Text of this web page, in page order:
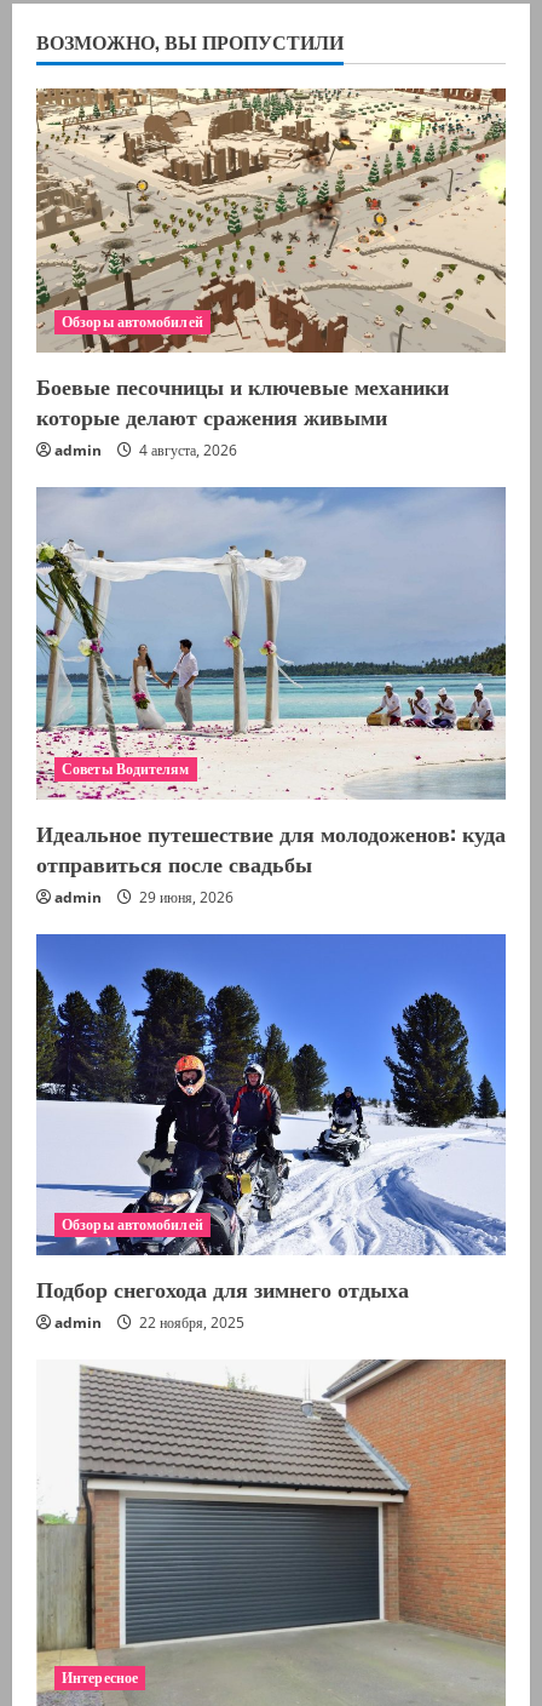
ВОЗМОЖНО, ВЫ ПРОПУСТИЛИ
Обзоры автомобилей
Боевые песочницы и ключевые механики
которые делают сражения живыми
admin 4 августа, 2026
Советы Водителям
Идеальное путешествие для молодоженов: куда
отправиться после свадьбы
admin 29 июня, 2026
Обзоры автомобилей
Подбор снегохода для зимнего отдыха
admin 22 ноября, 2025
Интересное